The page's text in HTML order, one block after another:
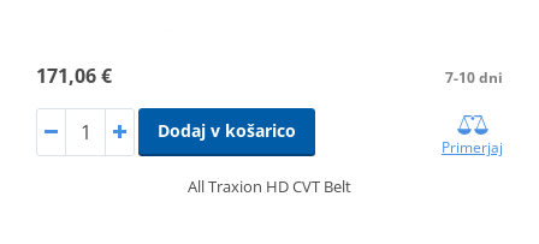
171,06 € 7-10 dni
Dodaj v košarico
Primerjaj
All Traxion HD CVT Belt